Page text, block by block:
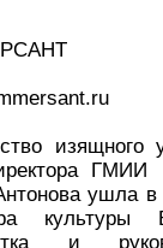
изящного
ушла в
культуры
и